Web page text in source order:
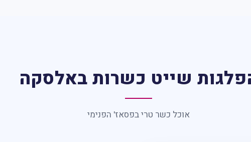
שייט כשרות באלסקה
אוכל כשר טרי בפסאז' הפנימי